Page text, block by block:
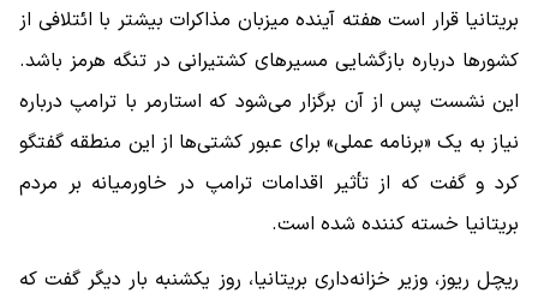
بریتانیا قرار است هفته آینده میزبان مذاکرات بیشتر با ائتلافی از
کشورها درباره بازگشایی مسیرهای کشتیرانی در تنگه هرمز باشد.
این نشست پس از آن برگزار می‌شود که استارمر با ترامپ درباره
نیاز به یک «برنامه عملی» برای عبور کشتی‌ها از این منطقه گفتگو
کرد و گفت که از تأثیر اقدامات ترامپ در خاورمیانه بر مردم
بریتانیا خسته کننده شده است.
ریچل ریوز، وزیر خزانه‌داری بریتانیا، روز یکشنبه بار دیگر گفت که